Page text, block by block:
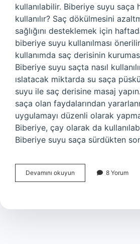
kullanılabilir. Biberiye suyu saça
kullanılır? Saç dökülmesini
sağlığını desteklemek için
biberiye suyu kullanılması
kullanımda saç derisinin
Biberiye suyu saçta nasıl
ıslatacak miktarda su saça
suyu ile saç derisine masaj
saça olan faydalarından
uygulamayı düzenli olarak
Biberiye, çay olarak da
Biberiye suyu saça sürdükten
Devamını okuyun Biberiye
Tonik
8 Yorum